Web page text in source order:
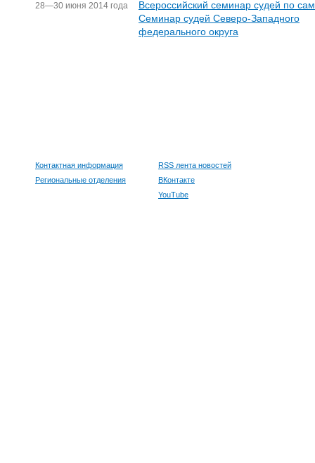
28—30 июня 2014 года
Всероссийский семинар судей по
Семинар судей Северо-Западного
федерального округа
Контактная информация
Региональные отделения
RSS лента новостей
ВКонтакте
YouTube